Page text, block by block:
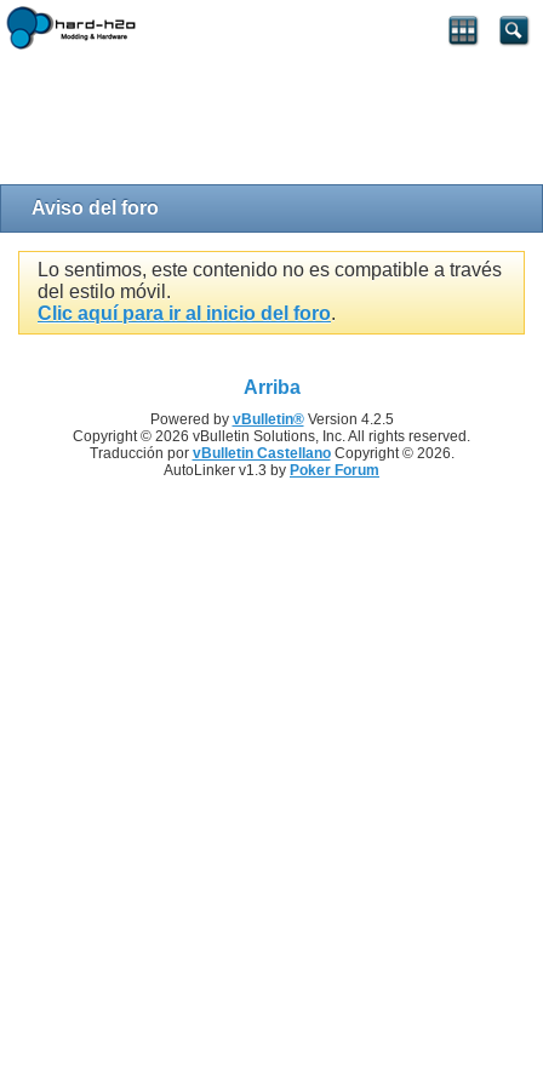
Aviso del foro
Lo sentimos, este contenido no es compatible a través
del estilo móvil.
Clic aquí para ir al inicio del foro.
Arriba
Powered by vBulletin®Version 4.2.5
Copyright © 2026 vBulletin Solutions, Inc. All rights reserved.
Traducción por vBulletin CastellanoCopyright © 2026.
AutoLinker v1.3 by Poker Forum